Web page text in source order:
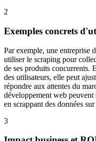
2
Exemples concrets
Par exemple, une entreprise
utiliser le scraping pour
de ses produits concurrents.
des utilisateurs, elle peut
répondre aux attentes du
développement web
en scrappant des données
3